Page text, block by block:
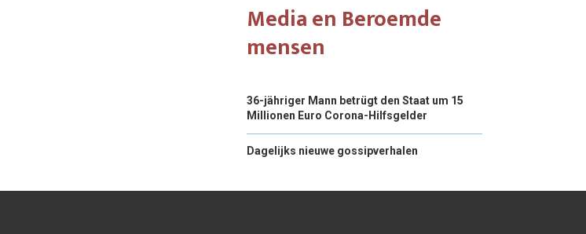
Media en Beroemde
mensen
36-jähriger Mann betrügt den Staat um 15
Millionen Euro Corona-Hilfsgelder
Dagelijks nieuwe gossipverhalen